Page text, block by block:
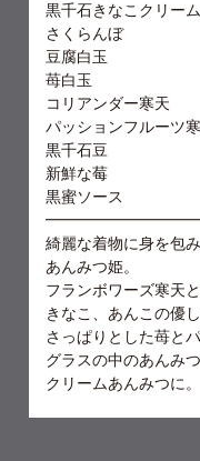
黒千石きなこクリーム
さくらんぼ
豆腐白玉
苺白玉
コリアンダー寒天
パッションフルーツ
黒千石豆
新鮮な莓
黒蜜ソース
綺麗な着物に身を包
あんみつ姫。
フランボワーズ寒天
きなこ、あんこの優
さっぱりとした苺と
グラスの中のあんみ
クリームあんみつに。